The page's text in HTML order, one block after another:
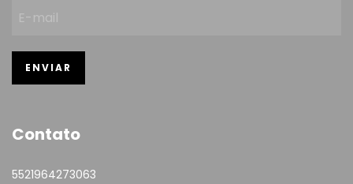
Contato
5521964273063